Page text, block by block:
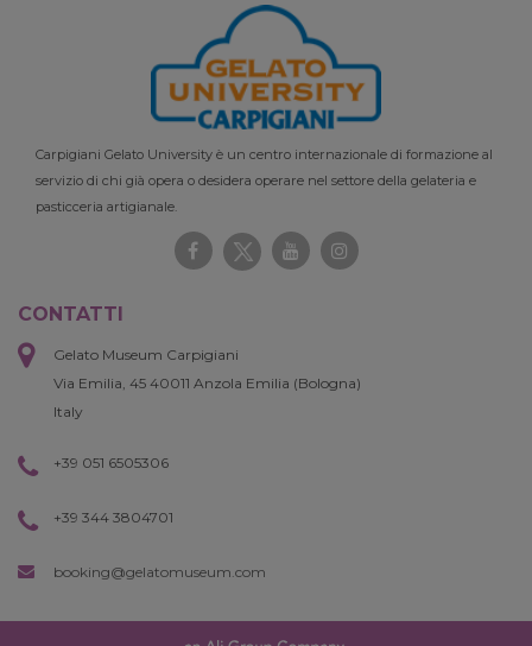
Carpigiani Gelato University è un centro internazionale di formazione al
servizio di chi già opera o desidera operare nel settore della gelateria e
pasticceria artigianale.
CONTATTI
Gelato Museum Carpigiani
Via Emilia, 45 40011 Anzola Emilia (Bologna)
Italy
+39 051 6505306
+39 344 3804701
booking@gelatomuseum.com